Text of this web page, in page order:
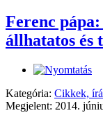
Ferenc pápa:
állhatatos és
Kategória: Cikkek,
Megjelent: 2014.